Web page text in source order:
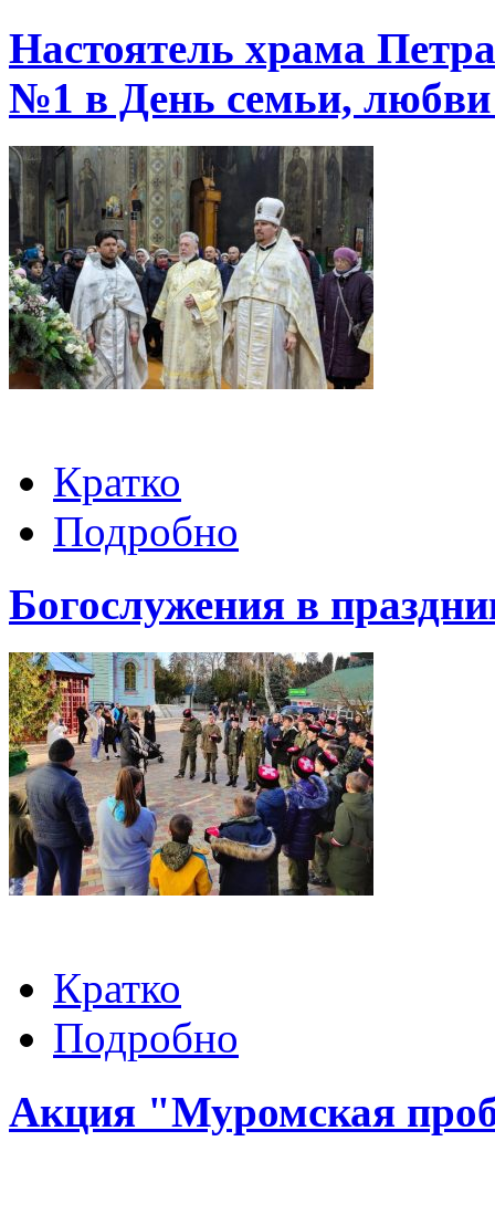
Настоятель храма
№1 в День семьи, любви
Кратко
Подробно
Богослужения в
Кратко
Подробно
Акция "Муромская